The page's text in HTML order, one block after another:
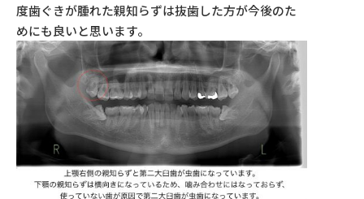
度歯ぐきが腫れた親知らずは抜歯した方が今後のた
めにも良いと思います。